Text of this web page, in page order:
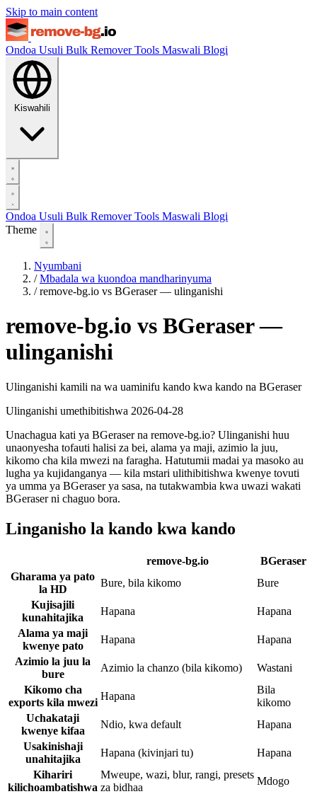
Skip to main content
Ondoa Usuli Bulk RemoverTools Maswali Blogi
Kiswahili
Ondoa Usuli Bulk RemoverTools Maswali Blogi
Theme
Nyumbani
/ Mbadala wa kuondoa mandharinyuma
/ remove-bg.io vs BGeraser — ulinganishi
remove-bg.io vs BGeraser —
ulinganishi
Ulinganishi kamili na wa uaminifu kando kwa kando na BGeraser
Ulinganishi umethibitishwa 2026-04-28
Unachagua kati ya BGeraser na remove-bg.io? Ulinganishi huu
unaonyesha tofauti halisi za bei, alama ya maji, azimio la juu,
kikomo cha kila mwezi na faragha. Hatutumii madai ya masoko au
lugha ya kujidanganya — kila mstari ulithibitishwa kwenye tovuti
ya umma ya BGeraser ya sasa, na tutakwambia kwa uwazi wakati
BGeraser ni chaguo bora.
Linganisho la kando kwa kando
remove-bg.io
BGeraser
Gharama ya pato
la HD
Bure, bila kikomo
Bure
Kujisajili
kunahitajika
Hapana
Hapana
Alama ya maji
kwenye pato
Hapana
Hapana
Azimio la juu la
bure
Azimio la chanzo (bila kikomo)
Wastani
Kikomo cha
exports kila mwezi
Hapana
Bila
kikomo
Uchakataji
kwenye kifaa
Ndio, kwa default
Hapana
Usakinishaji
unahitajika
Hapana (kivinjari tu)
Hapana
Kihariri
kilichoambatishwa
Mweupe, wazi, blur, rangi, presets
za bidhaa
Mdogo